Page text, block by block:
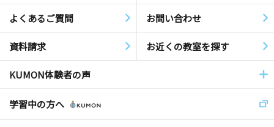
よくあるご質問 お問い合わせ
資料請求 お近くの教室を探す
KUMON体験者の声
学習中の方へ